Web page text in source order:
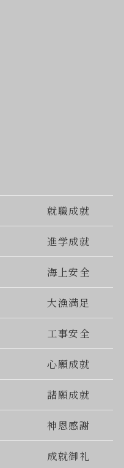
就職成就
進学成就
海上安全
大漁満足
工事安全
心願成就
諸願成就
神恩感謝
成就御礼